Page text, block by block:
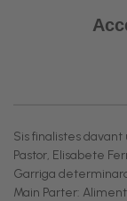
Sis finalistes
Pastor, Elisabete
Garriga
Main Parter: